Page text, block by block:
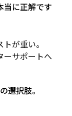
当に正解です
が重い。
ーサポートへ
選択肢。